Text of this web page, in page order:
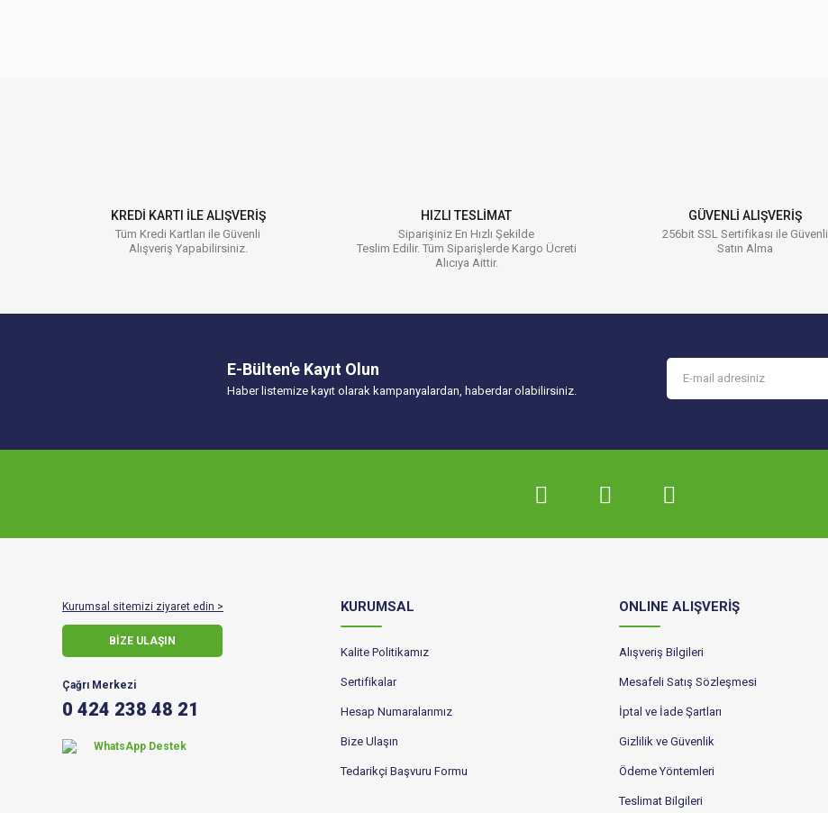
Ürün fiyatı diğer sitelerden daha pahalı.
Bu ürüne benzer farklı alternatifler olmalı.
KREDİ KARTI İLE ALIŞVERİŞ
Tüm Kredi Kartları ile Güvenli
Alışveriş Yapabilirsiniz.
HIZLI TESLİMAT
Siparişiniz En Hızlı Şekilde
Teslim Edilir. Tüm Siparişlerde Kargo Ücreti
Alıcıya Aittir.
GÜVENLİ ALIŞVERİŞ
256bit SSL Sertifikası ile Güvenli
Satın Alma
E-Bülten'e Kayıt Olun
Haber listemize kayıt olarak kampanyalardan, haberdar olabilirsiniz.
Kurumsal sitemizi ziyaret edin >
BİZE ULAŞIN
Çağrı Merkezi
0 424 238 48 21
WhatsApp Destek
KURUMSAL
Kalite Politikamız
Sertifikalar
Hesap Numaralarımız
Bize Ulaşın
Tedarikçi Başvuru Formu
ONLINE ALIŞVERİŞ
Alışveriş Bilgileri
Mesafeli Satış Sözleşmesi
İptal ve İade Şartları
Gizlilik ve Güvenlik
Ödeme Yöntemleri
Teslimat Bilgileri